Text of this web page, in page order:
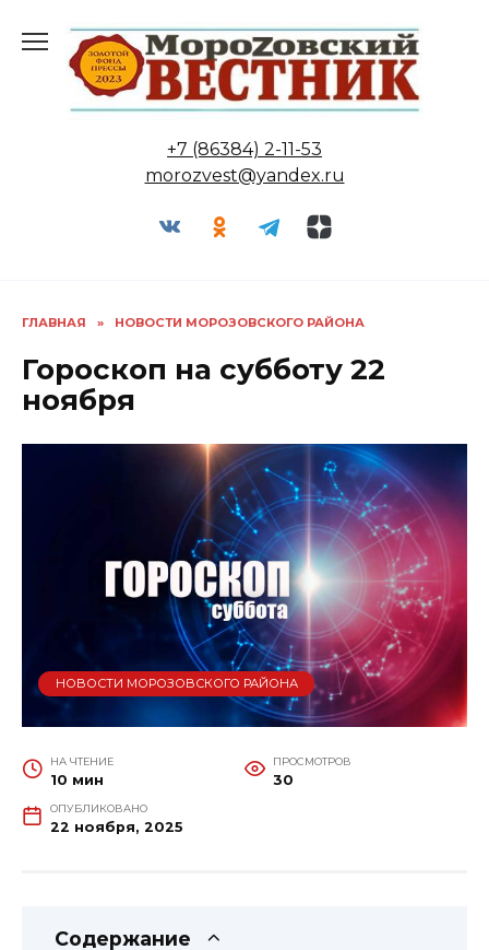
содержанию
+7 (86384) 2-11-53
morozvest@yandex.ru
ГЛАВНАЯ » НОВОСТИ МОРОЗОВСКОГО РАЙОНА
Гороскоп на субботу 22
ноября
НОВОСТИ МОРОЗОВСКОГО РАЙОНА
НА ЧТЕНИЕ
10 мин
ПРОСМОТРОВ
30
ОПУБЛИКОВАНО
22 ноября, 2025
Содержание